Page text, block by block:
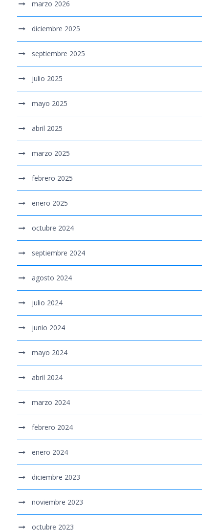
marzo 2026
diciembre 2025
septiembre 2025
julio 2025
mayo 2025
abril 2025
marzo 2025
febrero 2025
enero 2025
octubre 2024
septiembre 2024
agosto 2024
julio 2024
junio 2024
mayo 2024
abril 2024
marzo 2024
febrero 2024
enero 2024
diciembre 2023
noviembre 2023
octubre 2023